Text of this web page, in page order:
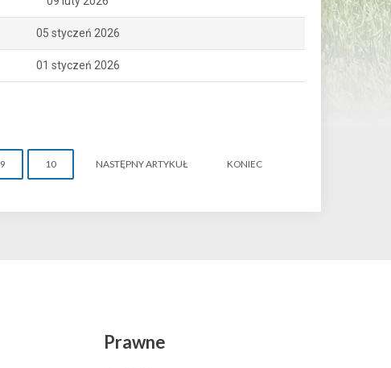
05 styczeń 2026
01 styczeń 2026
9 10 NASTĘPNY ARTYKUŁ KONIEC
Prawne